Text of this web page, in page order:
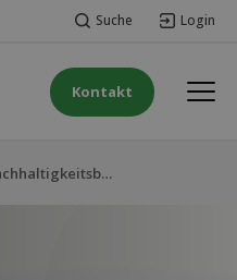
Suche Login
Kontakt
So einfach ist Nachhaltigkeitsberichterstattung!